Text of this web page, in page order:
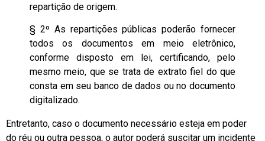
repartição de origem.
§ 2º As repartições públicas poderão fornecer
todos os documentos em meio eletrônico,
conforme disposto em lei, certificando, pelo
mesmo meio, que se trata de extrato fiel do que
consta em seu banco de dados ou no documento
digitalizado.
Entretanto, caso o documento necessário esteja em poder
do réu ou outra pessoa, o autor poderá suscitar um incidente